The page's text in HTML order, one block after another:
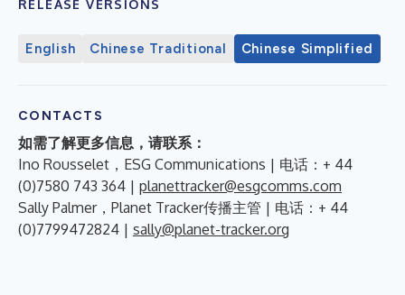
RELEASE VERSIONS
English Chinese Traditional Chinese Simplified
CONTACTS
如需了解更多信息，请联系：
Ino Rousselet，ESG Communications | 电话：+ 44
(0)7580 743 364 | planettracker@esgcomms.com
Sally Palmer，Planet Tracker传播主管 | 电话：+ 44
(0)7799472824 | sally@planet-tracker.org